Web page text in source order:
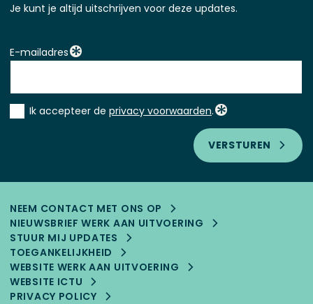
Je kunt je altijd uitschrijven voor deze updates.
E-mailadres
Instemming
Ik accepteer de privacy voorwaarden.
VERSTUREN
NEEM CONTACT MET ONS OP
NIEUWSBRIEF WERK AAN UITVOERING
STUUR MIJ UPDATES
TOEGANKELIJK­HEID
WEBSITE WERK AAN UITVOERING
WEBSITE ICTU
PRIVACY POLICY